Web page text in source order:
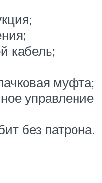
кабель;
муфта;
управление
без патрона.